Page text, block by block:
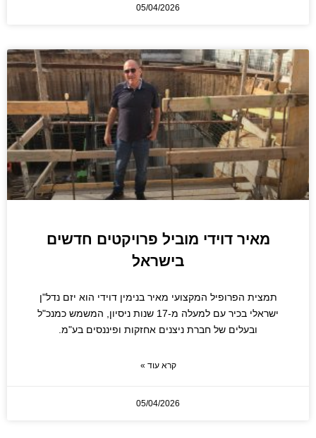
05/04/2026
מאיר דוידי מוביל פרויקטים חדשים
בישראל
תמצית הפרופיל המקצועי מאיר בנימין דוידי הוא יזם נדל"ן
ישראלי בכיר עם למעלה מ-17 שנות ניסיון, המשמש כמנכ"ל
ובעלים של חברת ניצנים אחזקות ופיננסים בע"מ.
קרא עוד »
05/04/2026